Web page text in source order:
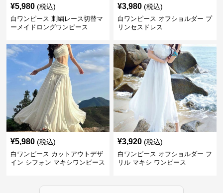
¥5,980 (税込)
白ワンピース 刺繍レース切替マ
ーメイドロングワンピース
¥3,980 (税込)
白ワンピース オフショルダー プ
リンセスドレス
¥5,980 (税込)
白ワンピース カットアウトデザ
イン シフォン マキシワンピース
¥3,920 (税込)
白ワンピース オフショルダー フ
リル マキシ ワンピース